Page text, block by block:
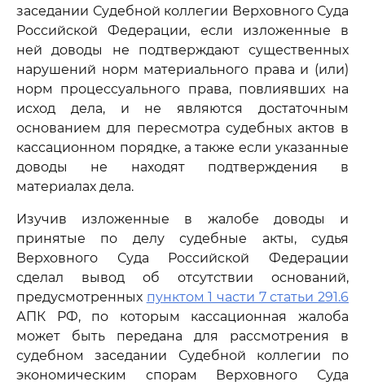
заседании Судебной коллегии Верховного Суда
Российской Федерации, если изложенные в
ней доводы не подтверждают существенных
нарушений норм материального права и (или)
норм процессуального права, повлиявших на
исход дела, и не являются достаточным
основанием для пересмотра судебных актов в
кассационном порядке, а также если указанные
доводы не находят подтверждения в
материалах дела.
Изучив изложенные в жалобе доводы и
принятые по делу судебные акты, судья
Верховного Суда Российской Федерации
сделал вывод об отсутствии оснований,
предусмотренных пунктом 1 части 7 статьи 291.6
АПК РФ, по которым кассационная жалоба
может быть передана для рассмотрения в
судебном заседании Судебной коллегии по
экономическим спорам Верховного Суда